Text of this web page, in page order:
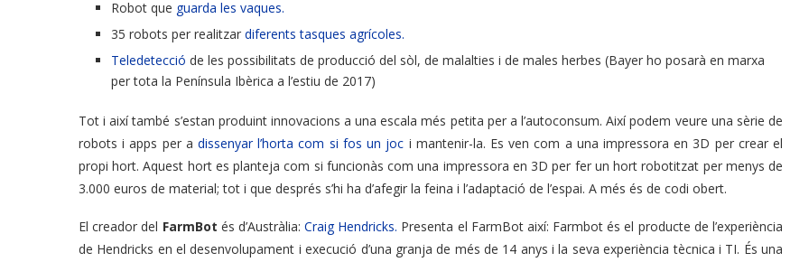
Robot que guarda les vaques.
35 robots per realitzar diferents tasques agrícoles.
Teledetecció de les possibilitats de producció del sòl, de malalties i de males herbes (Bayer ho posarà en marxa
per tota la Península Ibèrica a l’estiu de 2017)
Tot i així també s’estan produint innovacions a una escala més petita per a l’autoconsum. Així podem veure una sèrie de
robots i apps per adissenyar l’horta com si fos un joc i mantenir-la. Es ven com a una impressora en 3D per crear el
propi hort. Aquest hort es planteja com si funcionàs com una impressora en 3D per fer un hort robotitzat per menys de
3.000 euros de material; tot i que després s’hi ha d’afegir la feina i l’adaptació de l’espai. A més és de codi obert.
El creador del FarmBot és d’Austràlia:Craig Hendricks. Presenta el FarmBot així: Farmbot és el producte de l’experiència
de Hendricks en el desenvolupament i execució d’una granja de més de 14 anys i la seva experiència tècnica i TI. És una